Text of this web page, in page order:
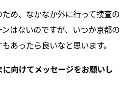
め、なかなか外に行って捜査の
はないのですが、いつか京都の
あったら良いなと思います。
向けてメッセージをお願いし